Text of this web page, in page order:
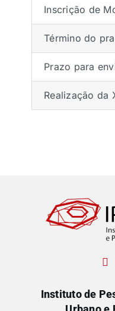
Inscrição de
Término do
Prazo para
Realização da
Instituto de